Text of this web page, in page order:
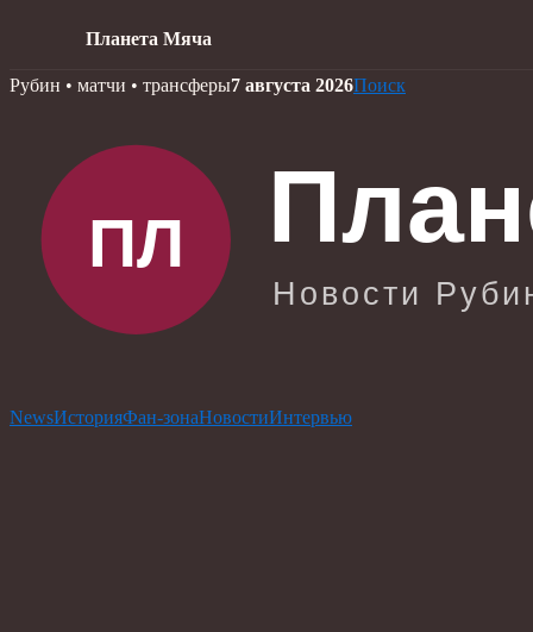
Планета Мяча
Skip
Рубин • матчи • трансферы7 августа 2026Поиск
NewsИсторияФан-зонаНовостиИнтервью